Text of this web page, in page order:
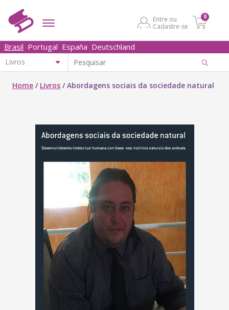
Entre ou
Cadastre-se
0
Brasil Portugal España Deutschland
Home / Livros /Abordagens sociais da sociedade natural